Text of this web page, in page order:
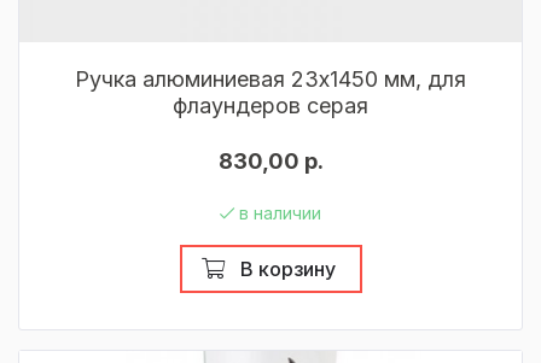
Ручка алюминиевая 23x1450 мм, для
флаундеров серая
830,00 р.
в наличии
В корзину